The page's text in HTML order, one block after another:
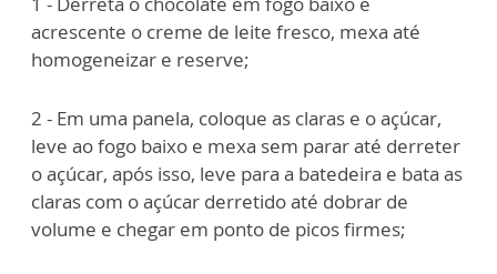
acrescente o creme de leite fresco, mexa até
homogeneizar e reserve;
2 - Em uma panela, coloque as claras e o açúcar,
leve ao fogo baixo e mexa sem parar até derreter
o açúcar, após isso, leve para a batedeira e bata as
claras com o açúcar derretido até dobrar de
volume e chegar em ponto de picos firmes;